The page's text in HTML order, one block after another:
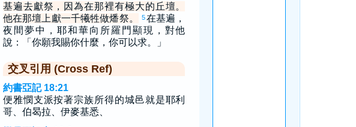
基遍去獻祭，因為在那裡有極大的丘壇。
他在那壇上獻一千犧牲做燔祭。
5在基遍，
夜間夢中，耶和華向所羅門顯現，對他
說：「你願我賜你什麼，你可以求。」
交叉引用 (Cross Ref)
約書亞記 18:21
便雅憫支派按著宗族所得的城邑就是耶利
哥、伯曷拉、伊麥基悉、